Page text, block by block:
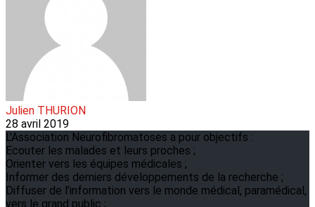
Julien THURION
28 avril 2019
L'Association Neurofibromatoses a pour objectifs :
Ecouter les malades et leurs proches ;
Orienter vers les équipes médicales ;
Informer des derniers développements de la recherche ;
Diffuser de l’information vers le monde médical, paramédical,
vers le grand public ;